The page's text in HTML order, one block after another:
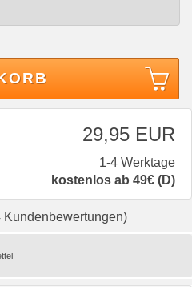
29,95 EUR
1-4 Werktage
kostenlos ab 49€ (D)
Kundenbewertungen)